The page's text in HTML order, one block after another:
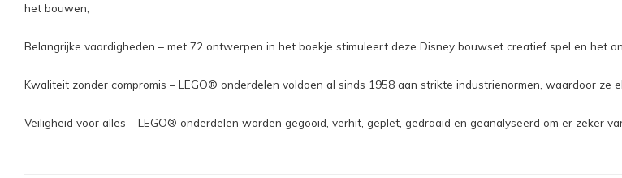
het bouwen;
Belangrijke vaardigheden – met 72 ontwerpen in het boekje stimuleert deze Disney bouwset creatief spel en het
Kwaliteit zonder compromis – LEGO® onderdelen voldoen al sinds 1958 aan strikte industrienormen, waardoor ze
Veiligheid voor alles – LEGO® onderdelen worden gegooid, verhit, geplet, gedraaid en geanalyseerd om er zeker